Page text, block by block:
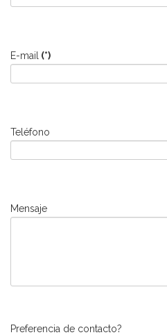
E-mail (*)
Teléfono
Mensaje
Preferencia de contacto?